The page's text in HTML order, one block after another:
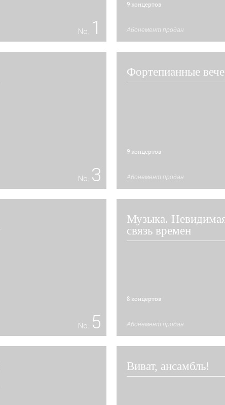
No.1
9 концертов
Абонемент продан
No.3
Фортепианные
9 концертов
Абонемент продан
No.5
Музыка.
связь времен
8 концертов
Абонемент продан
Виват, ансамбль!